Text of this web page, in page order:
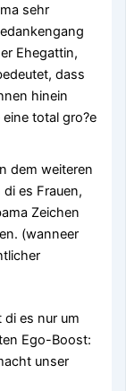
sehr
Ehegattin,
dass
hinein
total gro?e
dem weiteren
es Frauen,
Zeichen
(wanneer
di es nur um
Ego-Boost:
unser